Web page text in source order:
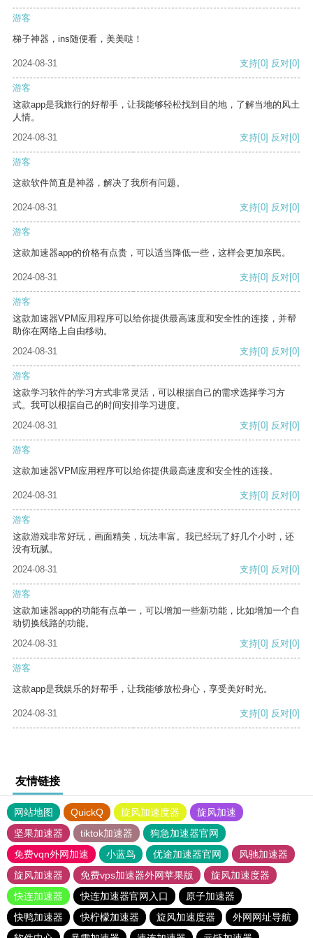
游客
梯子神器，ins随便看，美美哒！
2024-08-31 支持[0] 反对[0]
游客
这款app是我旅行的好帮手，让我能够轻松找到目的地，了解当地的风土
人情。
2024-08-31
支持[0] 反对[0]
游客
这款软件简直是神器，解决了我所有问题。
2024-08-31 支持[0] 反对[0]
游客
这款加速器app的价格有点贵，可以适当降低一些，这样会更加亲民。
2024-08-31 支持[0] 反对[0]
游客
这款加速器VPM应用程序可以给你提供最高速度和安全性的连接，并帮
助你在网络上自由移动。
2024-08-31
支持[0] 反对[0]
游客
这款学习软件的学习方式非常灵活，可以根据自己的需求选择学习方
式。我可以根据自己的时间安排学习进度。
2024-08-31
支持[0] 反对[0]
游客
这款加速器VPM应用程序可以给你提供最高速度和安全性的连接。
2024-08-31 支持[0] 反对[0]
游客
这款游戏非常好玩，画面精美，玩法丰富。我已经玩了好几个小时，还
没有玩腻。
2024-08-31
支持[0] 反对[0]
游客
这款加速器app的功能有点单一，可以增加一些新功能，比如增加一个自
动切换线路的功能。
2024-08-31
支持[0] 反对[0]
游客
这款app是我娱乐的好帮手，让我能够放松身心，享受美好时光。
2024-08-31 支持[0] 反对[0]
友情链接
网站地图 QuickQ 旋风加速度器
旋风加速
坚果加速器
tiktok加速器
狗急加速器官网
免费vqn外网加速
小蓝鸟 优途加速器官网
风驰加速器
旋风加速器
免费vps加速器外网苹果版
旋风加速度器
快连加速器
快连加速器官网入口
原子加速器
快鸭加速器
快柠檬加速器 旋风加速度器
外网网址导航